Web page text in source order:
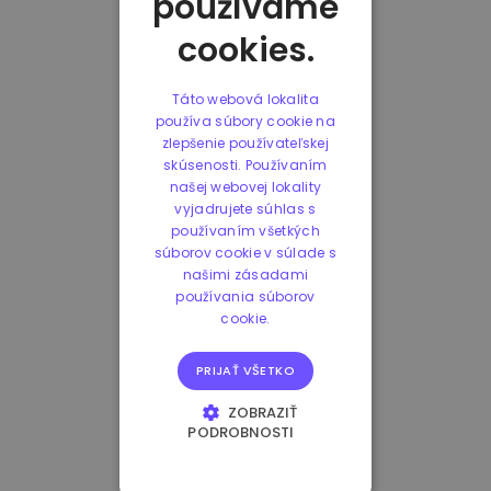
cookies.
Táto webová lokalita
používa súbory cookie na
zlepšenie používateľskej
skúsenosti. Používaním
našej webovej lokality
vyjadrujete súhlas s
používaním všetkých
súborov cookie v súlade s
našimi zásadami
používania súborov
cookie.
PRIJAŤ VŠETKO
ZOBRAZIŤ
PODROBNOSTI